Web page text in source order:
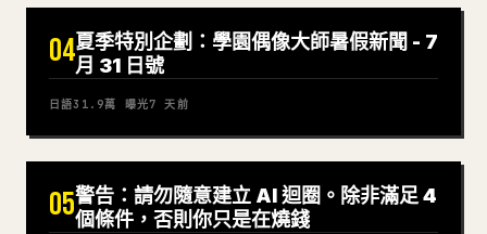
04夏季特別企劃：學園偶像大師暑假新聞 - 7
月 31 日號
日語31.9萬 曝光7 天前
05警告：請勿隨意建立 AI 迴圈。除非滿足 4
個條件，否則你只是在燒錢